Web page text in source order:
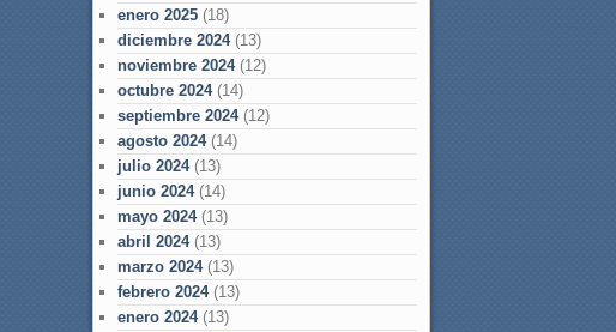
enero 2025 (18)
diciembre 2024(13)
noviembre 2024(12)
octubre 2024(14)
septiembre 2024(12)
agosto 2024(14)
julio 2024(13)
junio 2024(14)
mayo 2024(13)
abril 2024(13)
marzo 2024(13)
febrero 2024(13)
enero 2024(13)